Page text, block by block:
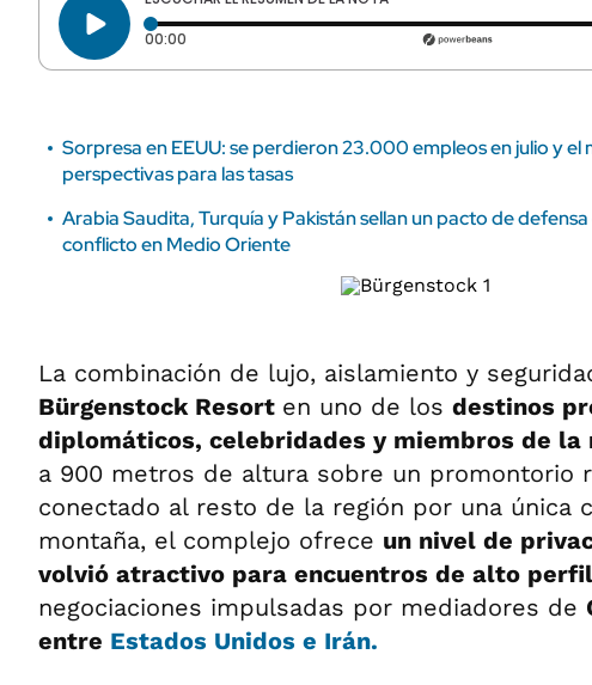
00:00 Tiempo transcurrido: 0 segundos
Sorpresa en EEUU: se perdieron 23.000 empleos en julio y el
perspectivas para las tasas
Arabia Saudita, Turquía y Pakistán sellan un pacto de
conflicto en Medio Oriente
La combinación de lujo, aislamiento y
Bürgenstock Resort en uno de los destinos
diplomáticos, celebridades y miembros de la
a 900 metros de altura sobre un promontorio
conectado al resto de la región por una única
montaña, el complejo ofrece un nivel de
volvió atractivo para encuentros de alto perfil
negociaciones impulsadas por mediadores de
entre Estados Unidos e Irán.